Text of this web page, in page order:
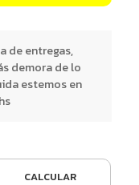
de entregas,
demora de lo
estemos en
CALCULAR